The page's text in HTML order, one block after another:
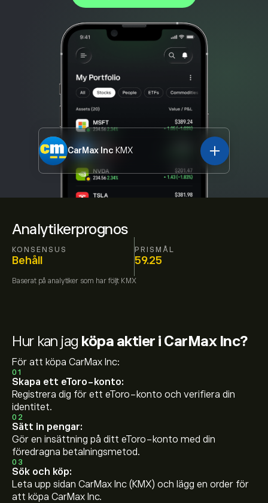
Analytikerprognos
KONSENSUS
Behåll
PRISMÅL
59.25
Baserat på analytiker som har följt KMX
CarMax Inc KMX
Hur kan jag köpa aktier i CarMax Inc?
För att köpa CarMax Inc:
01
Skapa ett eToro-konto:
Registrera dig för ett eToro-konto och verifiera din
identitet.
02
Sätt in pengar:
Gör en insättning på ditt eToro-konto med din
föredragna betalningsmetod.
03
Sök och köp:
Leta upp sidan CarMax Inc (KMX) och lägg en order för
att köpa CarMax Inc.